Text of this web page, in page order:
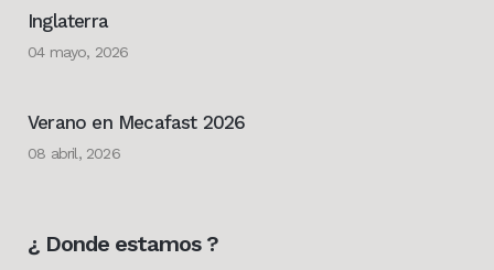
Inglaterra
04 mayo, 2026
Verano en Mecafast 2026
08 abril, 2026
¿ Donde estamos ?